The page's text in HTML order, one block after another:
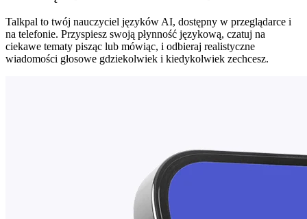
Talkpal to twój nauczyciel języków AI, dostępny w przeglądarce i
na telefonie. Przyspiesz swoją płynność językową, czatuj na
ciekawe tematy pisząc lub mówiąc, i odbieraj realistyczne
wiadomości głosowe gdziekolwiek i kiedykolwiek zechcesz.